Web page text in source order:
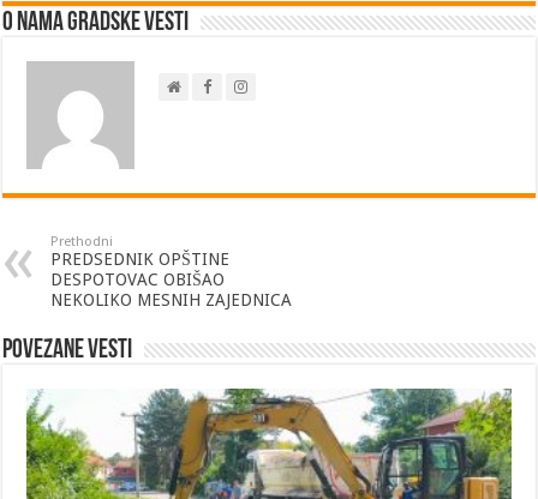
O nama Gradske Vesti
Prethodni
PREDSEDNIK OPŠTINE
DESPOTOVAC OBIŠAO
NEKOLIKO MESNIH ZAJEDNICA
Povezane vesti